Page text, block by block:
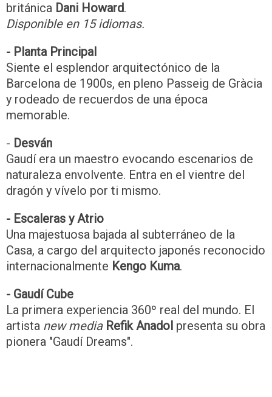
británica Dani Howard.
Disponible en 15 idiomas.
- Planta Principal
Siente el esplendor arquitectónico de la
Barcelona de 1900s, en pleno Passeig de Gràcia
y rodeado de recuerdos de una época
memorable.
- Desván
Gaudí era un maestro evocando escenarios de
naturaleza envolvente. Entra en el vientre del
dragón y vívelo por ti mismo.
- Escaleras y Atrio
Una majestuosa bajada al subterráneo de la
Casa, a cargo del arquitecto japonés reconocido
internacionalmente Kengo Kuma.
- Gaudí Cube
La primera experiencia 360º real del mundo. El
artista new media Refik Anadol presenta su obra
pionera "Gaudí Dreams".